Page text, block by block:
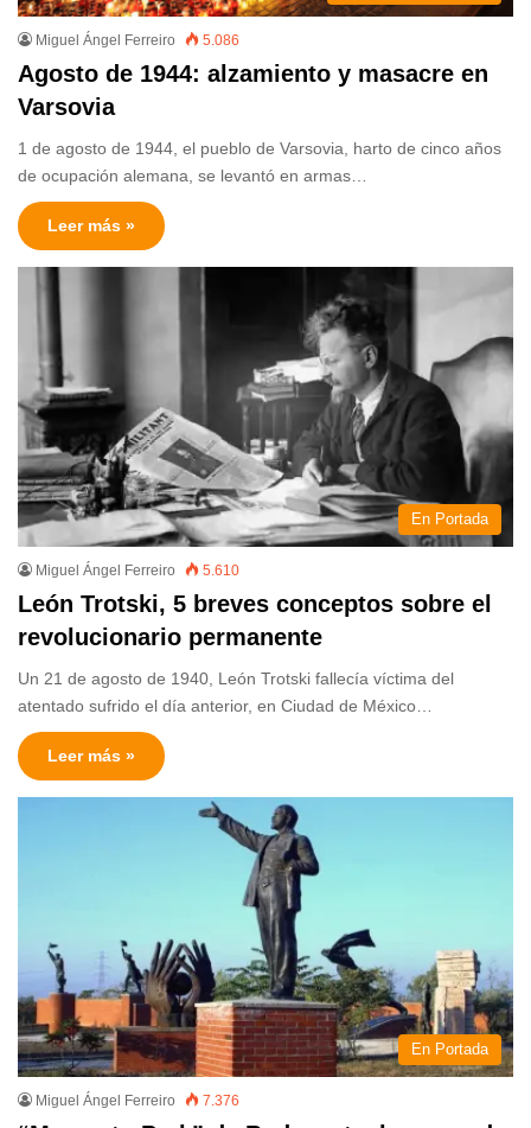
Miguel Ángel Ferreiro 5.086
Agosto de 1944: alzamiento y masacre en
Varsovia
1 de agosto de 1944, el pueblo de Varsovia, harto de cinco años
de ocupación alemana, se levantó en armas…
Leer más »
En Portada
Miguel Ángel Ferreiro 5.610
León Trotski, 5 breves conceptos sobre el
revolucionario permanente
Un 21 de agosto de 1940, León Trotski fallecía víctima del
atentado sufrido el día anterior, en Ciudad de México…
Leer más »
En Portada
Miguel Ángel Ferreiro 7.376